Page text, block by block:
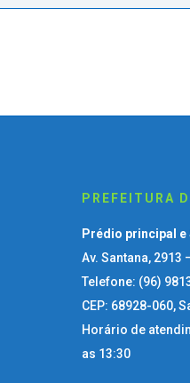
PREFEITURA
Prédio principal e
Av. Santana, 2913
Telefone: (96)
CEP: 68928-060,
Horário de
as 13:30